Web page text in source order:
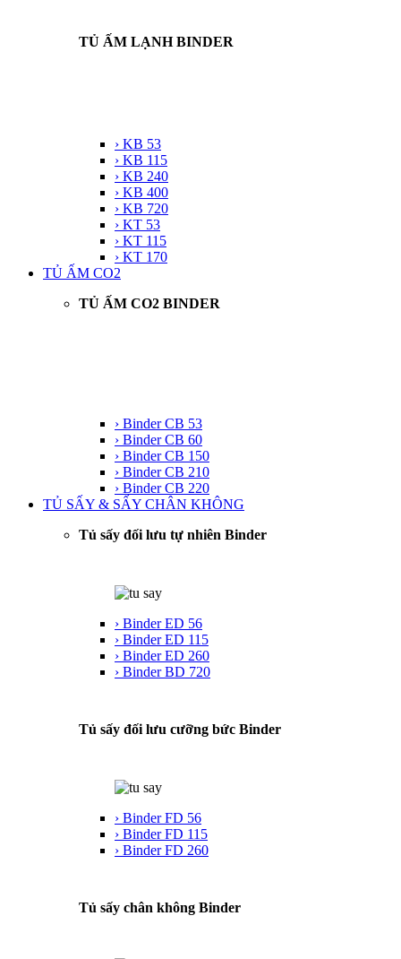
TỦ ẤM LẠNH BINDER
› KB 53
› KB 115
› KB 240
› KB 400
› KB 720
› KT 53
› KT 115
› KT 170
TỦ ẤM CO2
TỦ ẤM CO2 BINDER
› Binder CB 53
› Binder CB 60
› Binder CB 150
› Binder CB 210
› Binder CB 220
TỦ SẤY & SẤY CHÂN KHÔNG
Tủ sấy đối lưu tự nhiên Binder
› Binder ED 56
› Binder ED 115
› Binder ED 260
› Binder BD 720
Tủ sấy đối lưu cưỡng bức Binder
› Binder FD 56
› Binder FD 115
› Binder FD 260
Tủ sấy chân không Binder